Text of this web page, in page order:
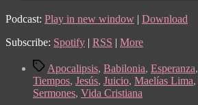
Podcast: Play in new window | Download
Subscribe: Spotify | RSS | More
TagsApocalipsis, Babilonia, Esperanza,
Tiempos, Jesús, Juicio, Maelías Lima,
Sermones, Vida Cristiana